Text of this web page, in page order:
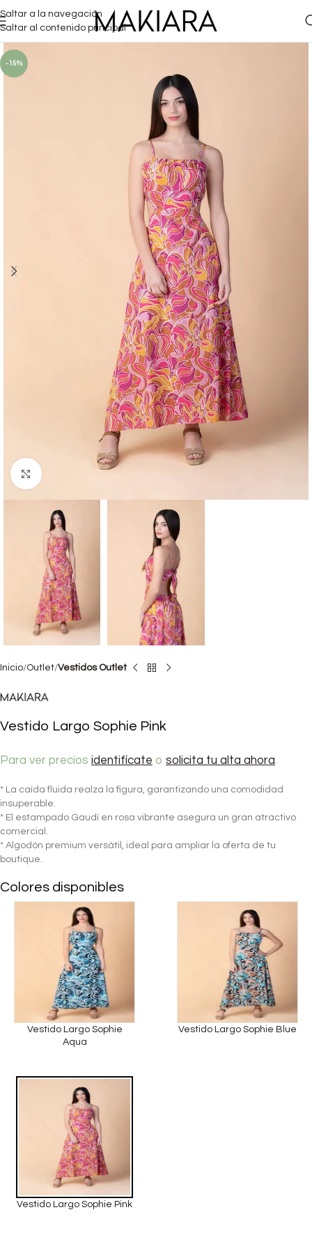
Saltar a la navegación
Saltar al contenido principal
-15%
Haga clic para ampliar
Inicio Outlet Vestidos Outlet
Vestido Largo Sophie Pink
Para ver precios identifícate o solicita tu alta ahora.
* La caída fluida realza la figura, garantizando una comodidad
insuperable.
* El estampado Gaudí en rosa vibrante asegura un gran atractivo
comercial.
* Algodón premium versátil, ideal para ampliar la oferta de tu
boutique.
Colores disponibles
Vestido Largo Sophie
Aqua
Vestido Largo Sophie Blue
Vestido Largo Sophie Pink